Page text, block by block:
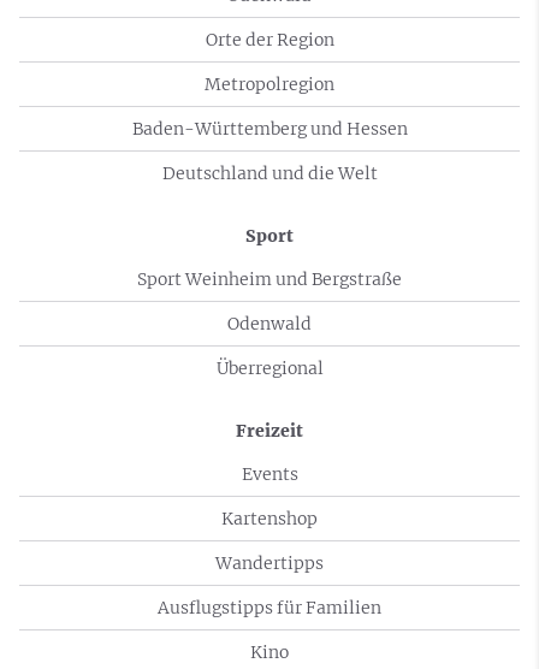
Orte der Region
Metropolregion
Baden-Württemberg und Hessen
Deutschland und die Welt
Sport
Sport Weinheim und Bergstraße
Odenwald
Überregional
Freizeit
Events
Kartenshop
Wandertipps
Ausflugstipps für Familien
Kino